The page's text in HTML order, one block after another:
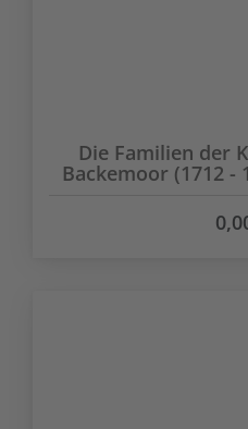
Die Familien der
Backemoor (1712 -